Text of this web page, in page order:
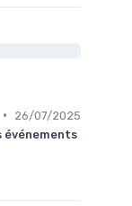
•
26/07/2025
événements